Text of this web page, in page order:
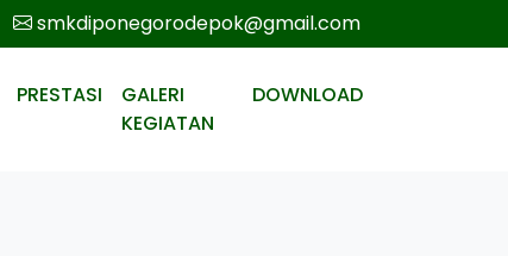
smkdiponegorodepok@gmail.com
PRESTASI
GALERI
KEGIATAN
DOWNLOAD